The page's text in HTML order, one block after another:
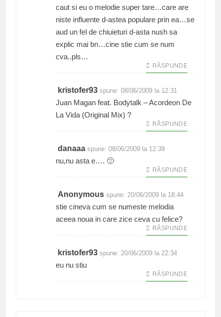
caut si eu o melodie super tare…care are
niste influente d-astea populare prin ea…se
aud un fel de chiuieturi d-asta nush sa
explic mai bn…cine stie cum se num
cva..pls…
RĂSPUNDE
kristofer93 spune: 08/06/2009 la 12:31
Juan Magan feat. Bodytalk – Acordeon De
La Vida (Original Mix) ?
RĂSPUNDE
danaaa spune: 08/06/2009 la 12:39
nu,nu asta e…. 🙁
RĂSPUNDE
Anonymous spune: 20/06/2009 la 18:44
stie cineva cum se numeste melodia
aceea noua in care zice ceva cu felice?
RĂSPUNDE
kristofer93 spune: 20/06/2009 la 22:34
eu nu stiu
RĂSPUNDE